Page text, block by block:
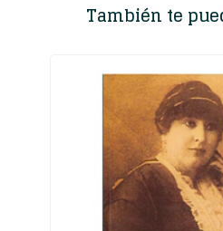
También te